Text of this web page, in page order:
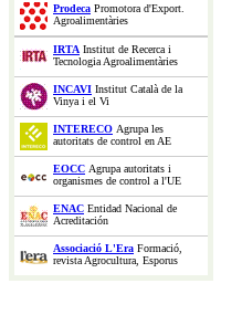
Prodeca Promotora d'Export.
Agroalimentàries
IRTA Institut de Recerca i
Tecnologia Agroalimentàries
INCAVI Institut Català de la
Vinya i el Vi
INTERECO Agrupa les
autoritats de control en AE
EOCC Agrupa autoritats i
organismes de control a l'UE
ENAC Entidad Nacional de
Acreditación
Associació L'Era Formació,
revista Agrocultura, Esporus